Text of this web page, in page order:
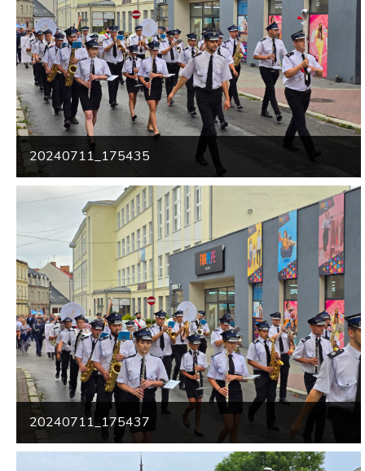
20240711_175435
20240711_175437